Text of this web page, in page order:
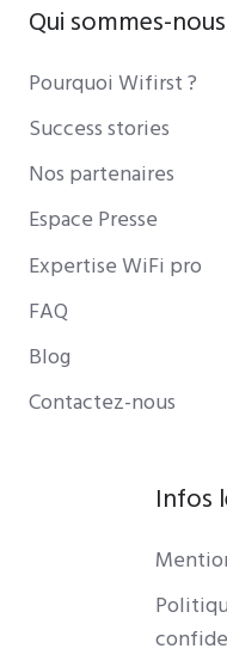
Qui sommes-
Pourquoi Wifirst ?
Success stories
Nos partenaires
Espace Presse
Expertise WiFi pro
FAQ
Blog
Contactez-nous
Infos